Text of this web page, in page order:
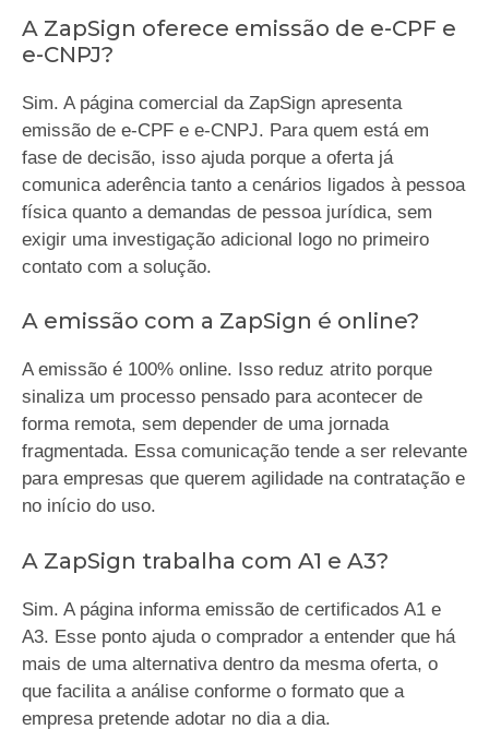
A ZapSign oferece emissão de e-CPF e
e-CNPJ?
Sim. A página comercial da ZapSign apresenta
emissão de e-CPF e e-CNPJ. Para quem está em
fase de decisão, isso ajuda porque a oferta já
comunica aderência tanto a cenários ligados à pessoa
física quanto a demandas de pessoa jurídica, sem
exigir uma investigação adicional logo no primeiro
contato com a solução.
A emissão com a ZapSign é online?
A emissão é 100% online. Isso reduz atrito porque
sinaliza um processo pensado para acontecer de
forma remota, sem depender de uma jornada
fragmentada. Essa comunicação tende a ser relevante
para empresas que querem agilidade na contratação e
no início do uso.
A ZapSign trabalha com A1 e A3?
Sim. A página informa emissão de certificados A1 e
A3. Esse ponto ajuda o comprador a entender que há
mais de uma alternativa dentro da mesma oferta, o
que facilita a análise conforme o formato que a
empresa pretende adotar no dia a dia.